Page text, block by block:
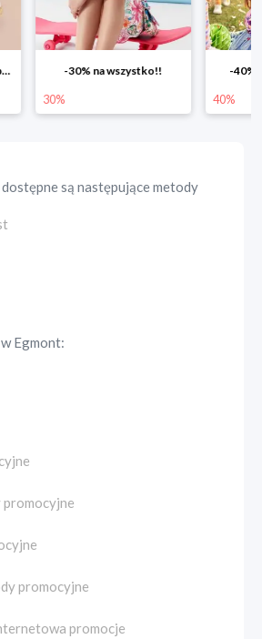
-40% na drugą sztukę
40% 25%
dostępne są następujące metody
Egmont:
promocyjne
promocje